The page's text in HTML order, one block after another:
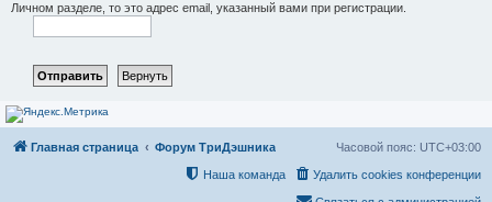
Личном разделе, то это адрес email, указанный вами при регистрации.
Главная страница Форум ТриДэшника Часовой пояс: UTC+03:00
Удалить cookies конференции
Наша команда